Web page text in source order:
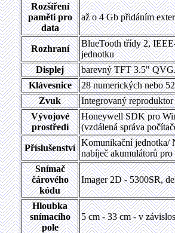
Rozšíření
paměti pro
data
až o 4 Gb přidáním
Rozhraní
BlueTooth třídy 2,
jednotku
Displej
barevný TFT 3.5"
Klávesnice
28 numerických nebo
Zvuk
Integrovaný
Vývojové
prostředí
Honeywell SDK pro
(vzdálená správa
Příslušenství
Komunikační jednotka/
nabíječ akumulátorů
Snímač
čárového
kódu
Imager 2D - 5300SR,
Hloubka
snímacího
pole
5 cm - 33 cm - v